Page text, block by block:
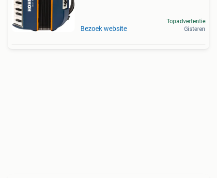
Bezoek website
Topadvertentie
Gisteren